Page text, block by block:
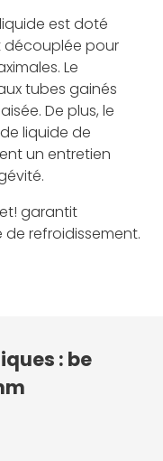
est doté
découplée pour
Le
tubes gainés
De plus, le
liquide de
un entretien
garantit
refroidissement.
: be